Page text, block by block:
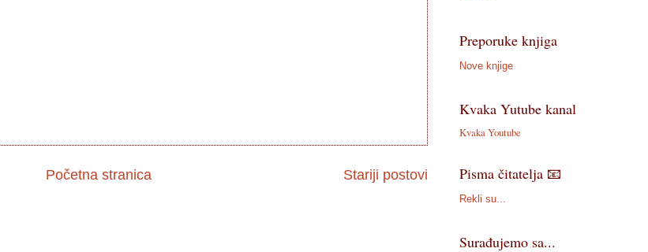
Stariji postovi
Početna stranica
Preporuke knjiga
Nove knjige
Kvaka Yutube kanal
Kvaka Youtube
Pisma čitatelja 📧
Rekli su...
Surađujemo sa...